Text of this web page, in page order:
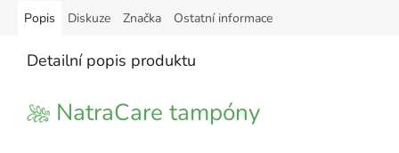
Popis Diskuze Značka Ostatní informace
Detailní popis produktu
NatraCare tampóny